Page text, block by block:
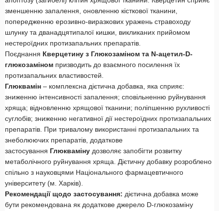
зменшенню запалення, оновленню кісткової тканини,
попередженню ерозивно-виразкових уражень стравоходу
шлунку та дванадцятипалої кишки, викликаних прийомом
нестероїдних протизапальних препаратів.
Поєднання Кверцетину з Глюкозаміном та N-ацетил-D-
глюкозаміном призводить до взаємного посилення їх
протизапальних властивостей.
Глюквамін – комплексна дієтична добавка, яка сприяє:
зниженню інтенсивності запалення; сповільненню руйнування
хряща; відновленню хрящової тканини; поліпшенню рухливості
суглобів; зниженню негативної дії нестероїдних протизапальних
препаратів. При тривалому використанні протизапальних та
знеболюючих препаратів, додаткове
застосування Глюкваміну дозволяє запобігти розвитку
метаболічного руйнування хряща. Дієтичну добавку розроблено
спільно з науковцями Національного фармацевтичного
університету (м. Харків).
Рекомендації щодо застосування: дієтична добавка може
бути рекомендована як додаткове джерело D-глюкозаміну